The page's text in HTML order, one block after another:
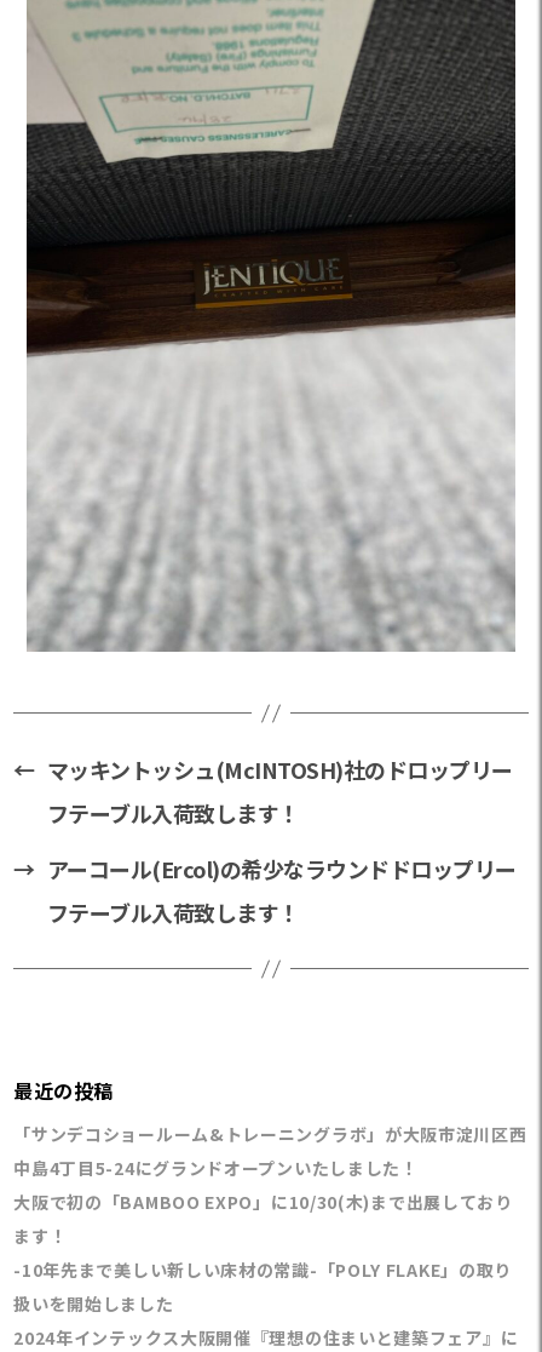
← マッキントッシュ(McINTOSH)社のドロップリー
フテーブル入荷致します！
→ アーコール(Ercol)の希少なラウンドドロップリー
フテーブル入荷致します！
最近の投稿
「サンデコショールーム&トレーニングラボ」が大阪市淀川区西
中島4丁目5-24にグランドオープンいたしました！
大阪で初の「BAMBOO EXPO」に10/30(木)まで出展しており
ます！
-10年先まで美しい新しい床材の常識-「POLY FLAKE」の取り
扱いを開始しました
2024年インテックス大阪開催『理想の住まいと建築フェア』に